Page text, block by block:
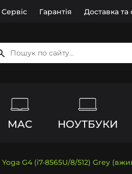
Сервіс Гарантія Доставка та
MAC НОУТБУКИ
G4 (i7-8565U/8/512) Grey